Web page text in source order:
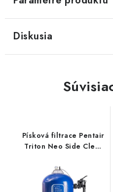
Diskusia
Písková filtrace Pentair
Triton Neo Side Clear